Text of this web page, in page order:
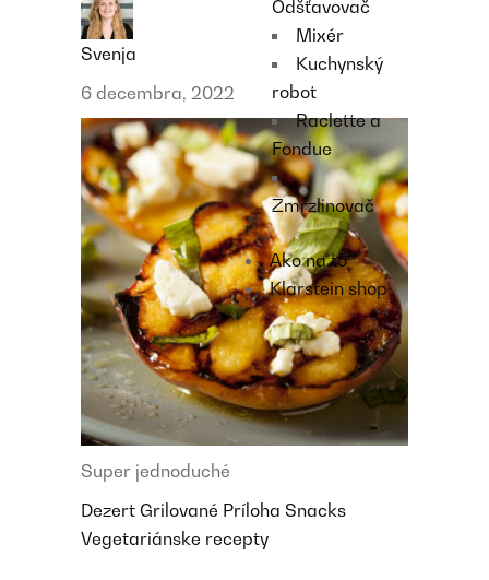
Odšťavovač
Mixér
Kuchynský
robot
Raclette a
Fondue
Zmrzlinovač
Ako na to
Klarstein shop
Svenja
6 decembra, 2022
Super jednoduché
Dezert Grilované Príloha Snacks
Vegetariánske recepty